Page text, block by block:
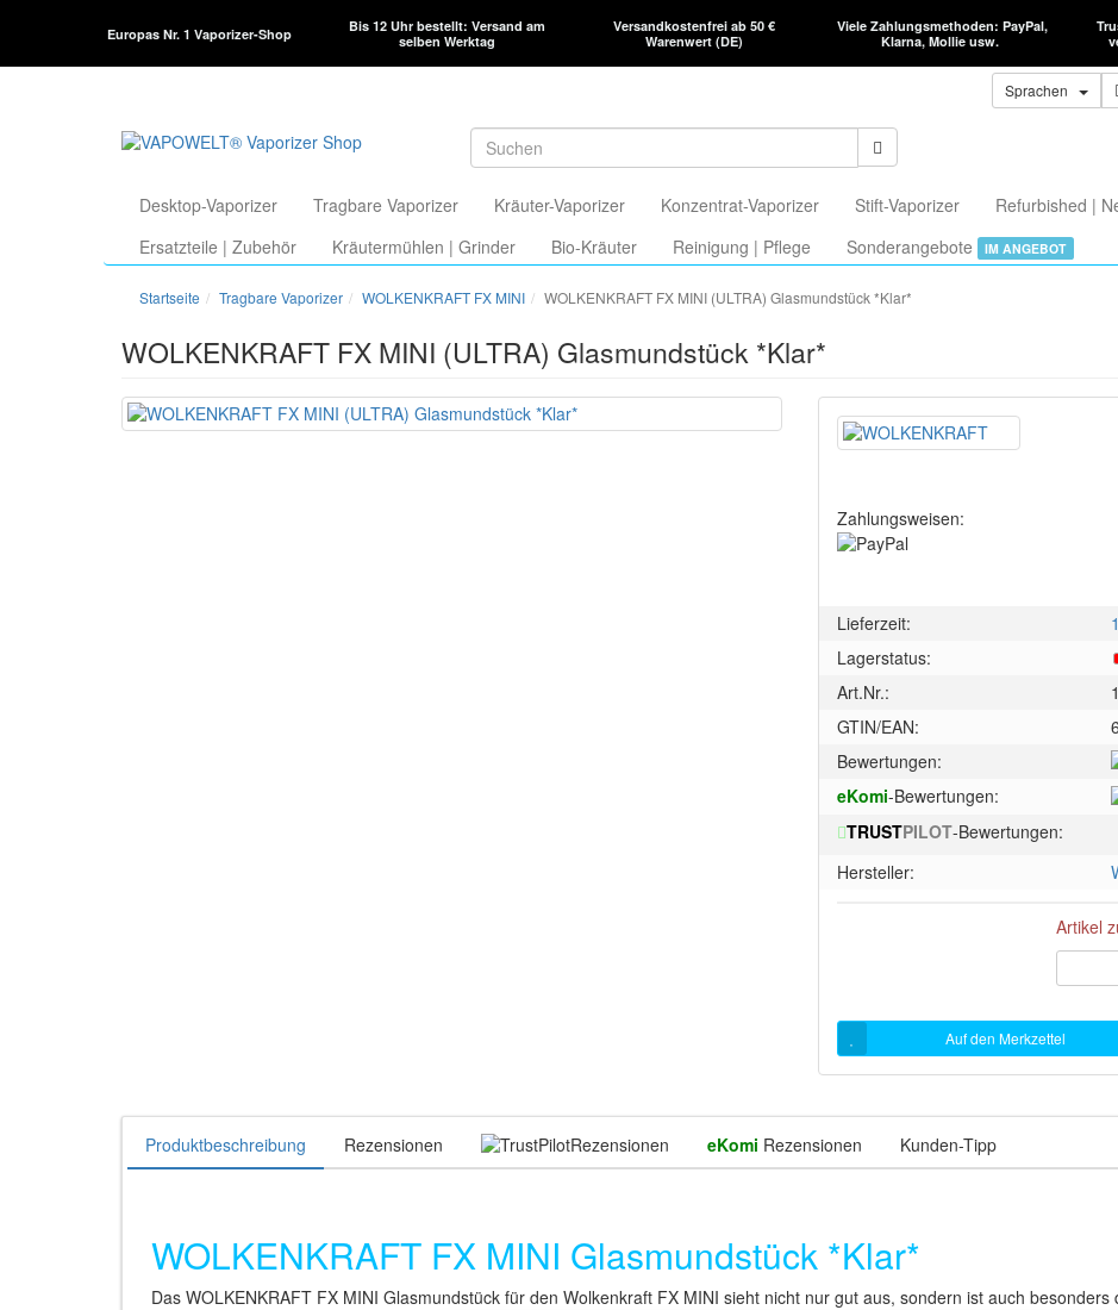
Europas Nr. 1 Vaporizer-Shop
Bis 12 Uhr bestellt: Versand am
selben Werktag
Versandkostenfrei ab 50 €
Warenwert (DE)
Viele Zahlungsmethoden: PayPal,
Klarna, Mollie usw.
Sprachen
Desktop-Vaporizer Tragbare Vaporizer Kräuter-Vaporizer Konzentrat-Vaporizer Stift-Vaporizer Refurbished |
Ersatzteile | Zubehör
Kräutermühlen | Grinder Bio-Kräuter Reinigung | Pflege Sonderangebote IM ANGEBOT
Startseite Tragbare Vaporizer WOLKENKRAFT FX MINI WOLKENKRAFT FX MINI (ULTRA) Glasmundstück *Klar*
WOLKENKRAFT FX MINI (ULTRA) Glasmundstück *Klar*
Zahlungsweisen:
Lieferzeit:
Lagerstatus:
Art.Nr.:
GTIN/EAN:
Bewertungen:
eKomi-Bewertungen:
TRUSTPILOT-Bewertungen:
Hersteller:
Artikel
Auf den Merkzettel
Produktbeschreibung Rezensionen Rezensionen eKomi Rezensionen Kunden-Tipp
WOLKENKRAFT FX MINI Glasmundstück *Klar*
Das WOLKENKRAFT FX MINI Glasmundstück für den Wolkenkraft FX MINI sieht nicht nur gut aus, sondern ist auch besonders